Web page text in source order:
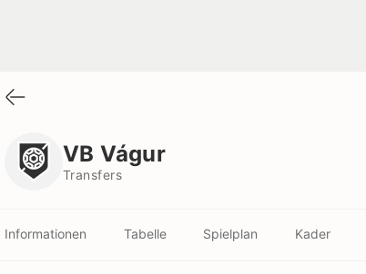
VB Vágur
Transfers
Informationen Tabelle Spielplan Kader